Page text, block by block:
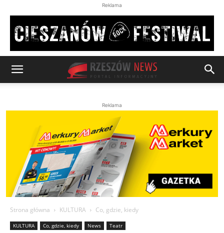
Reklama
Reklama
Strona główna KULTURA Co, gdzie, kiedy
KULTURA Co, gdzie, kiedy News Teatr